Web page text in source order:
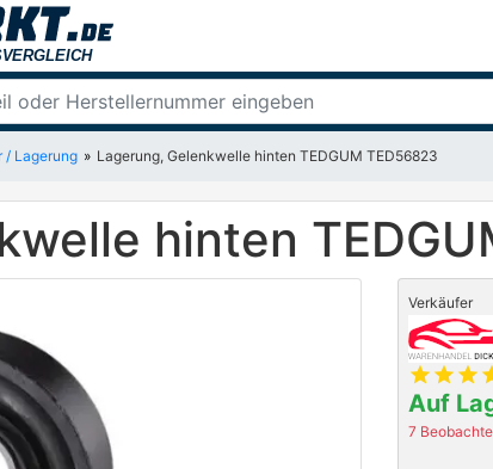
/ Lagerung Lagerung, Gelenkwelle hinten TEDGUM TED56823
hinten
Verkäufer
star star star
Auf
7